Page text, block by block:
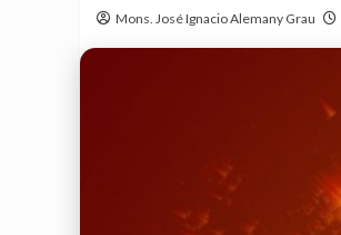
Mons. José Ignacio Alemany Grau